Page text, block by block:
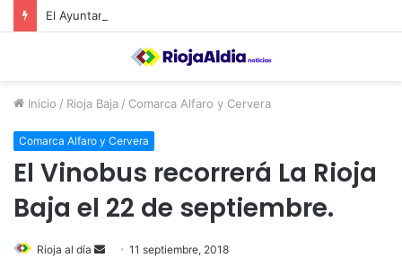
Inicio / Rioja Baja / Comarca Alfaro y Cervera
Comarca Alfaro y Cervera
El Vinobus recorrerá La Rioja
Baja el 22 de septiembre.
Rioja al día 11 septiembre, 2018